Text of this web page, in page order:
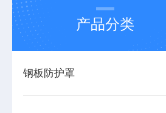
产品分类
钢板防护罩